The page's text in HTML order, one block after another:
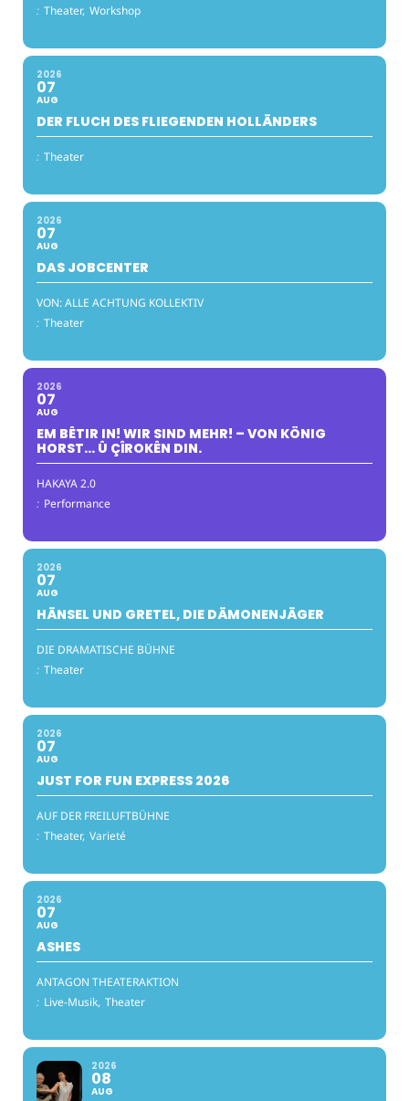
: Theater, Workshop
2026
07
AUG
DER FLUCH DES FLIEGENDEN HOLLÄNDERS
: Theater
2026
07
AUG
DAS JOBCENTER
VON: ALLE ACHTUNG KOLLEKTIV
: Theater
2026
07
AUG
EM BÊTIR IN! WIR SIND MEHR! – VON KÖNIG
HORST… Û ÇÎROKÊN DIN.
HAKAYA 2.0
: Performance
2026
07
AUG
HÄNSEL UND GRETEL, DIE DÄMONENJÄGER
DIE DRAMATISCHE BÜHNE
: Theater
2026
07
AUG
JUST FOR FUN EXPRESS 2026
AUF DER FREILUFTBÜHNE
: Theater, Varieté
2026
07
AUG
ASHES
ANTAGON THEATERAKTION
: Live-Musik, Theater
2026
08
AUG